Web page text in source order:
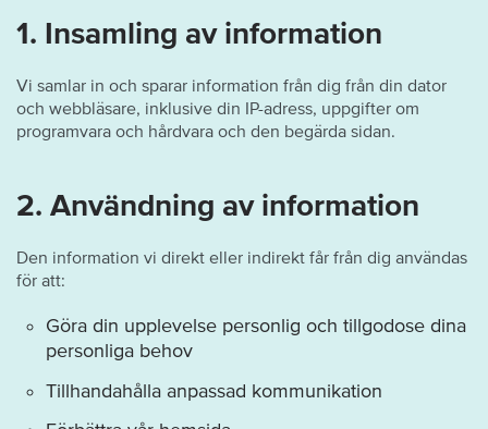
1. Insamling av information
Vi samlar in och sparar information från dig från din dator
och webbläsare, inklusive din IP-adress, uppgifter om
programvara och hårdvara och den begärda sidan.
2. Användning av information
Den information vi direkt eller indirekt får från dig användas
för att:
Göra din upplevelse personlig och tillgodose dina
personliga behov
Tillhandahålla anpassad kommunikation